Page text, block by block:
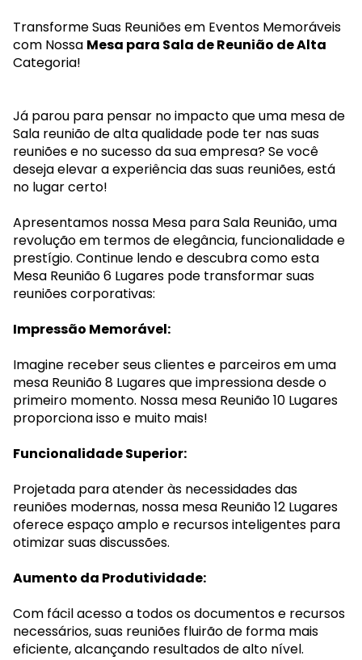
Transforme Suas Reuniões em Eventos Memoráveis
com Nossa Mesa para Sala de Reunião de Alta
Categoria!
Já parou para pensar no impacto que uma mesa de
Sala reunião de alta qualidade pode ter nas suas
reuniões e no sucesso da sua empresa? Se você
deseja elevar a experiência das suas reuniões, está
no lugar certo!
Apresentamos nossa Mesa para Sala Reunião, uma
revolução em termos de elegância, funcionalidade e
prestígio. Continue lendo e descubra como esta
Mesa Reunião 6 Lugares pode transformar suas
reuniões corporativas:
Impressão Memorável:
Imagine receber seus clientes e parceiros em uma
mesa Reunião 8 Lugares que impressiona desde o
primeiro momento. Nossa mesa Reunião 10 Lugares
proporciona isso e muito mais!
Funcionalidade Superior:
Projetada para atender às necessidades das
reuniões modernas, nossa mesa Reunião 12 Lugares
oferece espaço amplo e recursos inteligentes para
otimizar suas discussões.
Aumento da Produtividade:
Com fácil acesso a todos os documentos e recursos
necessários, suas reuniões fluirão de forma mais
eficiente, alcançando resultados de alto nível.